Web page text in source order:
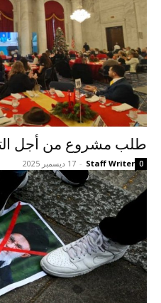
طلب مشروع من أجل
Staff Writer
- 17 ديسمبر 2025 0